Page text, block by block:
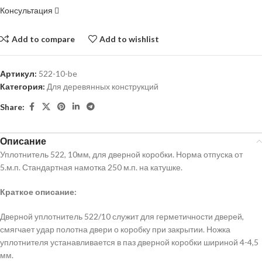
Консультация
Add to compare Add to wishlist
Артикул: 522-10-be
Категория: Для деревянных конструкций
Share:
Описание
Уплотнитель 522, 10мм, для дверной коробки. Норма отпуска от
5.м.п. Стандартная намотка 250 м.п. на катушке.
Краткое описание:
Дверной уплотнитель 522/10 служит для герметичности дверей,
смягчает удар полотна двери о коробку при закрытии. Ножка
уплотнителя устанавливается в паз дверной коробки шириной 4-4,5
мм.